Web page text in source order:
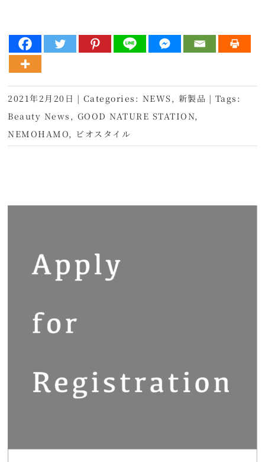
2021年2月20日 | Categories: NEWS , 新製品 | Tags:
Beauty News , GOOD NATURE STATION,
NEMOHAMO, ビオスタイル